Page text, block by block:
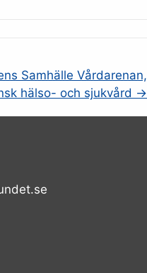
Samhälle Vårdarenan,
hälso- och sjukvård →